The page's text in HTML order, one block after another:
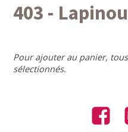
403 - Lapinou
Pour ajouter au panier,
sélectionnés.